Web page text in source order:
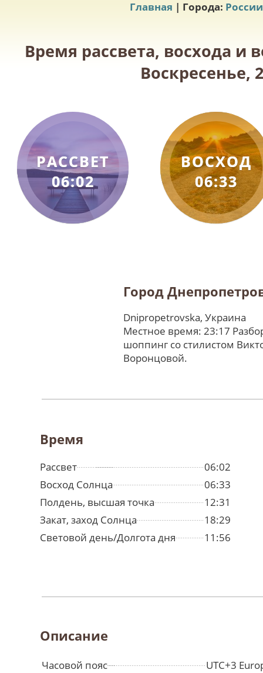
Главная | Города: России
Время рассвета, восхода и
Воскресенье,
РАССВЕТ
06:02
ВОСХОД
06:33
Город
Dnipropetrovska, Украина
Местное время: 23:17
шоппинг со стилистом
Воронцовой.
Время
Рассвет
06:02
Восход Солнца
06:33
Полдень, высшая точка
12:31
Закат, заход Солнца
18:29
Световой день/Долгота дня
11:56
Описание
Часовой пояс
UTC+3